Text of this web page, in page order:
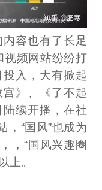
容也有了长足
视频网站纷纷打
入，大有掀起
》、《了不起
续开播，在社
，“国风”也成为
，“国风兴趣圈
上。